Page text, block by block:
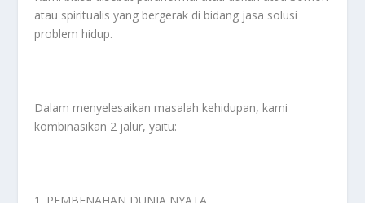
atau spiritualis yang bergerak di bidang jasa solusi
problem hidup.
Dalam menyelesaikan masalah kehidupan, kami
kombinasikan 2 jalur, yaitu: